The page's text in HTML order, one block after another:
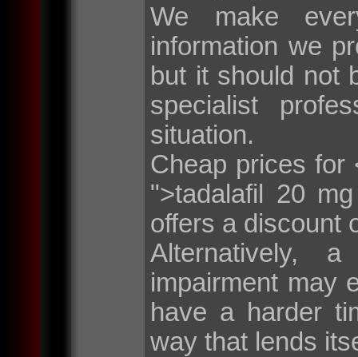
We make
information we
but it should not
specialist
situation.
Cheap prices for
">tadalafil 20
offers a discount
Alternatively,
impairment may
have a harder
way that lends